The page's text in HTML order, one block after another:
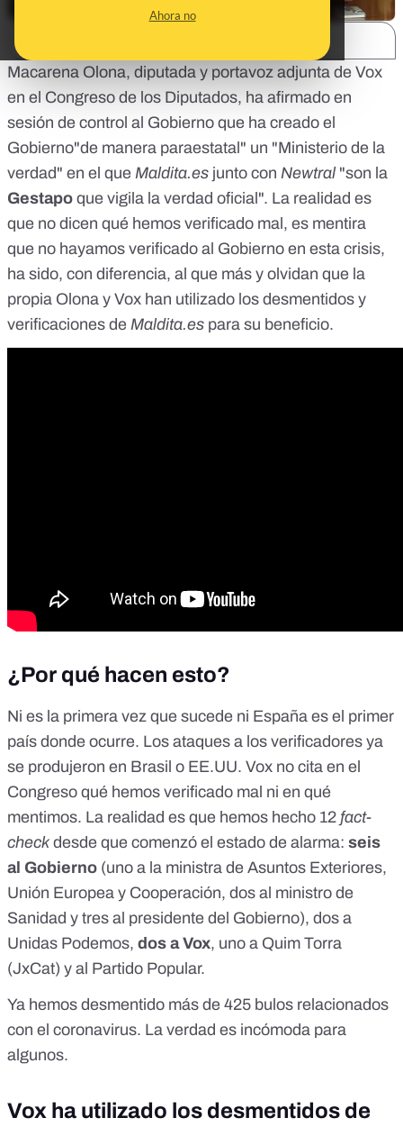
Ahora no
Macarena Olona, diputada y portavoz adjunta de Vox
en el Congreso de los Diputados, ha afirmado en
sesión de control al Gobierno que ha creado el
Gobierno"de manera paraestatal" un "Ministerio de la
verdad" en el que Maldita.es junto con Newtral "son la
Gestapo que vigila la verdad oficial". La realidad es
que no dicen qué hemos verificado mal, es mentira
que no hayamos verificado al Gobierno en esta crisis,
ha sido, con diferencia, al que más y olvidan que la
propia Olona y Vox han utilizado los desmentidos y
verificaciones de Maldita.es para su beneficio.
¿Por qué hacen esto?
Ni es la primera vez que sucede ni España es el primer
país donde ocurre. Los ataques a los verificadores ya
se produjeron en Brasil o EE.UU. Vox no cita en el
Congreso qué hemos verificado mal ni en qué
mentimos. La realidad es que hemos hecho 12 fact-
checkdesde que comenzó el estado de alarma: seis
al Gobierno (uno a la ministra de Asuntos Exteriores,
Unión Europea y Cooperación, dos al ministro de
Sanidad y tres al presidente del Gobierno), dos a
Unidas Podemos, dos a Vox, uno a Quim Torra
(JxCat) y al Partido Popular.
Ya hemos desmentido más de 425 bulos relacionados
con el coronavirus. La verdad es incómoda para
algunos.
Vox ha utilizado los desmentidos de